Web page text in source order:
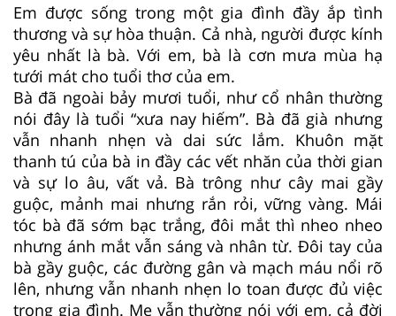
Em được sống trong một gia đình đầy ắp tình
thương và sự hòa thuận. Cả nhà, người được kính
yêu nhất là bà. Với em, bà là cơn mưa mùa hạ
tưới mát cho tuổi thơ của em.
Bà đã ngoài bảy mươi tuổi, như cổ nhân thường
nói đây là tuổi “xưa nay hiếm”. Bà đã già nhưng
vẫn nhanh nhẹn và dai sức lắm. Khuôn mặt
thanh tú của bà in đầy các vết nhăn của thời gian
và sự lo âu, vất vả. Bà trông như cây mai gầy
guộc, mảnh mai nhưng rắn rỏi, vững vàng. Mái
tóc bà đã sớm bạc trắng, đôi mắt thì nheo nheo
nhưng ánh mắt vẫn sáng và nhân từ. Đôi tay của
bà gầy guộc, các đường gân và mạch máu nổi rõ
lên, nhưng vẫn nhanh nhẹn lo toan được đủ việc
trong gia đình. Mẹ vẫn thường nói với em, cả đời